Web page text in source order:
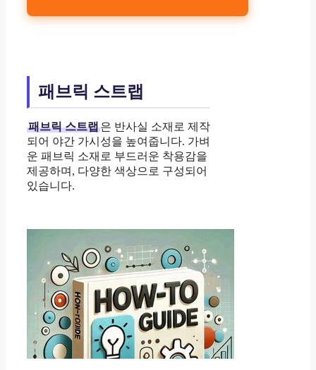
패브릭 스트랩
패브릭 스트랩은 반사실 소재로 제작
되어 야간 가시성을 높여줍니다. 가벼
운 패브릭 소재로 부드러운 착용감을
제공하며, 다양한 색상으로 구성되어
있습니다.